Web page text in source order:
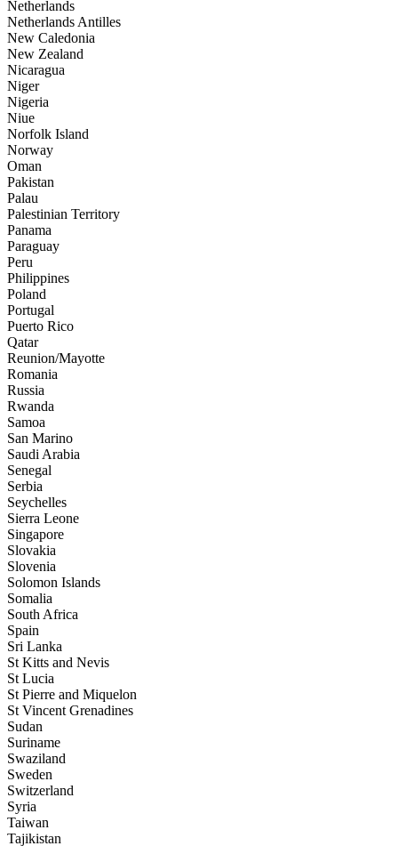
Netherlands
Netherlands Antilles
New Caledonia
New Zealand
Nicaragua
Niger
Nigeria
Niue
Norfolk Island
Norway
Oman
Pakistan
Palau
Palestinian Territory
Panama
Paraguay
Peru
Philippines
Poland
Portugal
Puerto Rico
Qatar
Reunion/Mayotte
Romania
Russia
Rwanda
Samoa
San Marino
Saudi Arabia
Senegal
Serbia
Seychelles
Sierra Leone
Singapore
Slovakia
Slovenia
Solomon Islands
Somalia
South Africa
Spain
Sri Lanka
St Kitts and Nevis
St Lucia
St Pierre and Miquelon
St Vincent Grenadines
Sudan
Suriname
Swaziland
Sweden
Switzerland
Syria
Taiwan
Tajikistan